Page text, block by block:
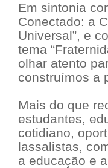
Em sintonia
Conectado: a
Universal”, e
tema
olhar atento
construímos a
Mais do que
estudantes,
cotidiano,
lassalistas,
a educação e